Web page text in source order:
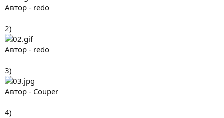
Автор - redo
2)
Автор - redo
3)
Автор - Couper
4)